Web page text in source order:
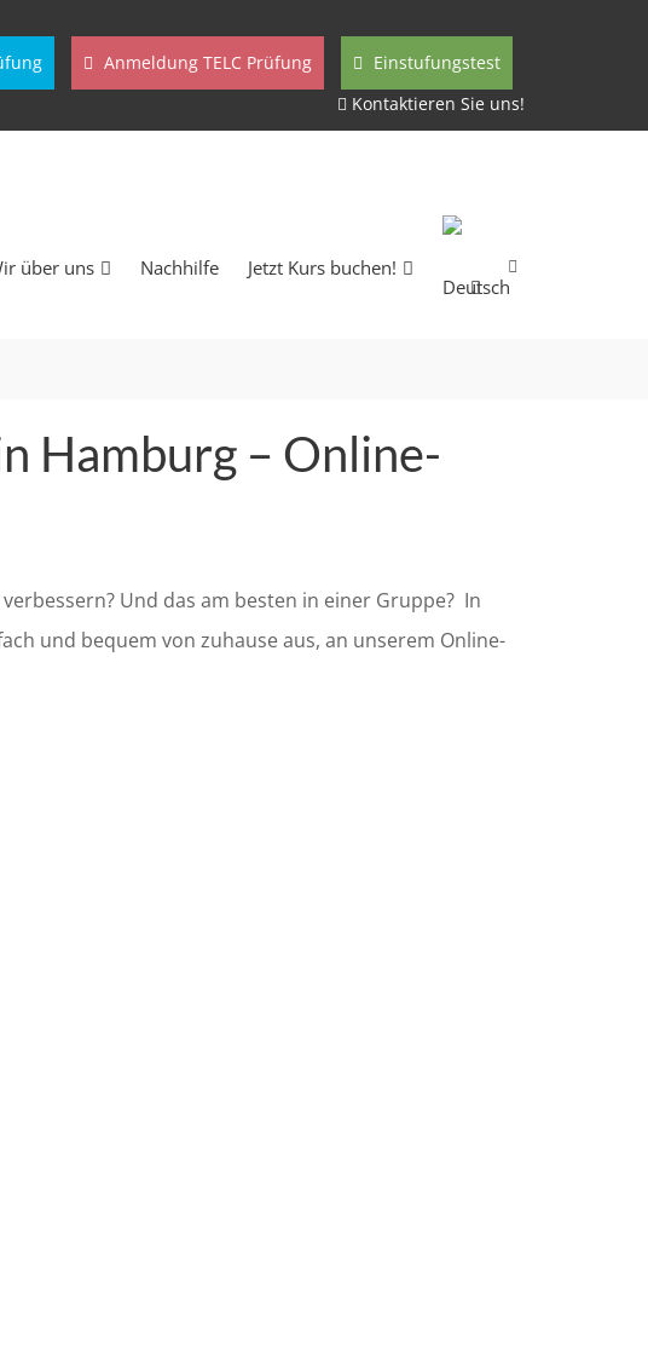
Anmeldung TELC Prüfung
Einstufungstest
Kontaktieren Sie uns!
über uns Nachhilfe Jetzt Kurs buchen!
Hamburg – Online-
Und das am besten in einer Gruppe? In
und bequem von zuhause aus, an unserem Online-